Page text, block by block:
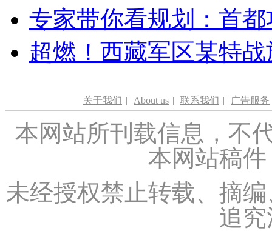
专家带你看规划：首
超燃！西藏军区某特
关于我们 | About us | 联系我们 | 广告服务
本网站所刊载信息，不
本网站稿
未经授权禁止转载、摘
追